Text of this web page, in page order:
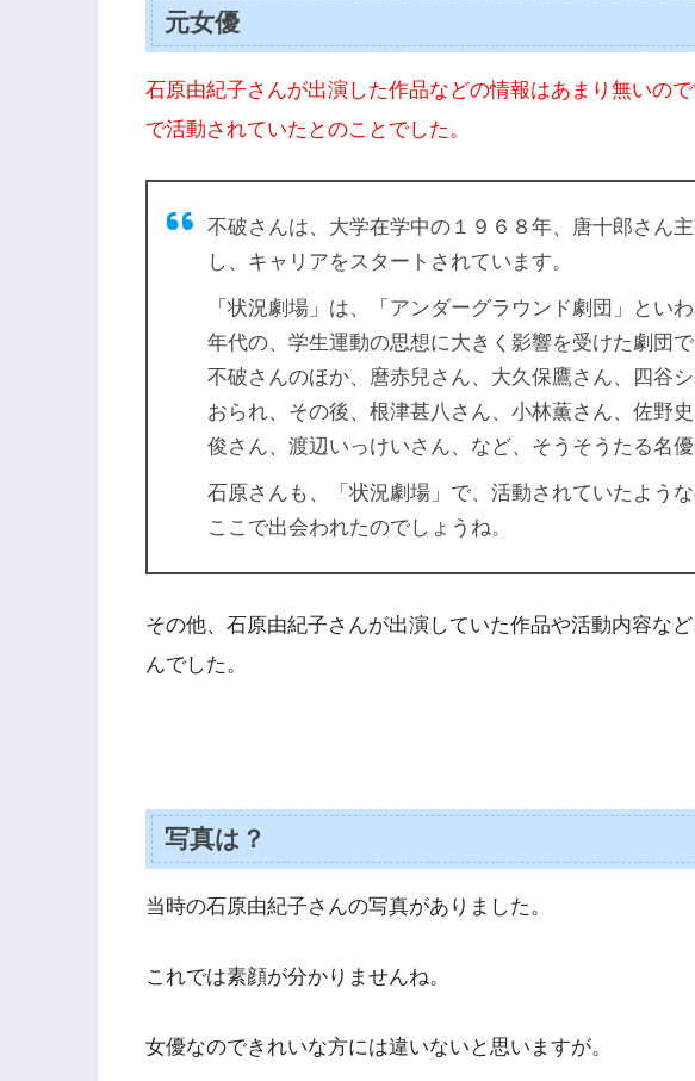
元女優
石原由紀子さんが出演した作品などの情報はあまり無いの
で活動されていたとのことでした。
不破さんは、大学在学中の１９６８年、唐十郎さん
し、キャリアをスタートされています。
「状況劇場」は、「アンダーグラウンド劇団」とい
年代の、学生運動の思想に大きく影響を受けた劇団
不破さんのほか、麿赤兒さん、大久保鷹さん、四谷
おられ、その後、根津甚八さん、小林薫さん、佐野
俊さん、渡辺いっけいさん、など、そうそうたる名優
石原さんも、「状況劇場」で、活動されていたよう
ここで出会われたのでしょうね。
その他、石原由紀子さんが出演していた作品や活動内容な
んでした。
写真は？
当時の石原由紀子さんの写真がありました。
これでは素顔が分かりませんね。
女優なのできれいな方には違いないと思いますが。